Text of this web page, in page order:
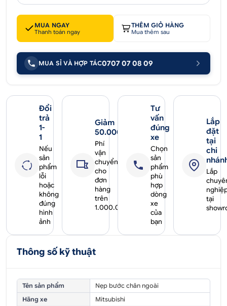
MUA NGAY
Thanh toán ngay
THÊM GIỎ HÀNG
Mua thêm sau
MUA SỈ VÀ HỢP TÁC0707 07 08 09
Đổi
trả
1-
1
Nếu
sản
phẩm
lỗi
hoặc
không
đúng
hình
ảnh
Giảm
50.000₫
Phí
vận
chuyển
cho
đơn
hàng
trên
1.000.000₫
Tư
vấn
đúng
xe
Chọn
sản
phẩm
phù
hợp
dòng
xe
của
bạn
Lắp
đặt
tại
chi
Lắp
tại
Thông số kỹ thuật
Tên sản phẩm
Nẹp bước chân ngoài
Hãng xe
Mitsubishi